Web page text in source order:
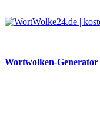
Wortwolken-Generator